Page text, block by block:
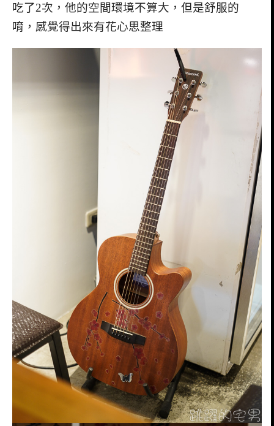
吃了2次，他的空間環境不算大，但是舒服的
唷，感覺得出來有花心思整理